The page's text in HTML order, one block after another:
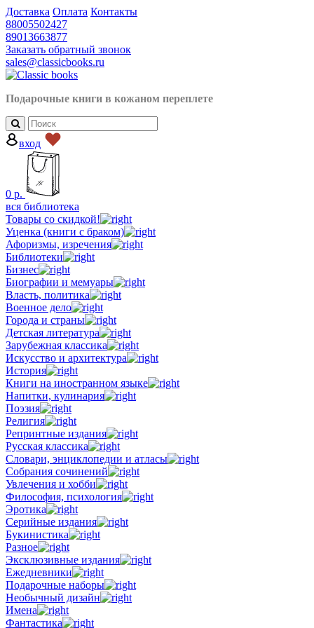
Доставка Оплата Контакты
88005502427
89013663877
Заказать обратный звонок
sales@classicbooks.ru
Подарочные книги в кожаном переплете
вход
0 р.
вся библиотека
Товары со скидкой!
Уценка (книги с браком)
Афоризмы, изречения
Библиотеки
Бизнес
Биографии и мемуары
Власть, политика
Военное дело
Города и страны
Детская литература
Зарубежная классика
Искусство и архитектура
История
Книги на иностранном языке
Напитки, кулинария
Поэзия
Религия
Репринтные издания
Русская классика
Словари, энциклопедии и атласы
Собрания сочинений
Увлечения и хобби
Философия, психология
Эротика
Серийные издания
Букинистика
Разное
Эксклюзивные издания
Ежедневники
Подарочные наборы
Необычный дизайн
Имена
Фантастика